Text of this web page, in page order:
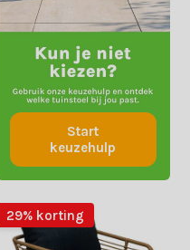
Start
keuzehulp
29% korting